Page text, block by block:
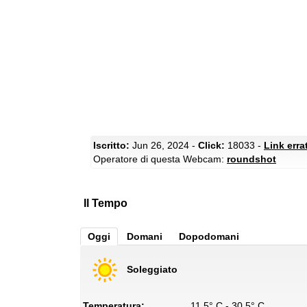
Iscritto: Jun 26, 2024 - Click: 18033 - Link
Operatore di questa Webcam: roundshot
Il Tempo
Oggi Domani Dopodomani
Soleggiato